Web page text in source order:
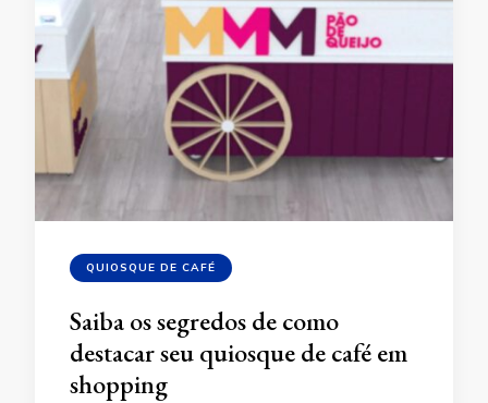
QUIOSQUE DE CAFÉ
Saiba os segredos de como
destacar seu quiosque de café em
shopping